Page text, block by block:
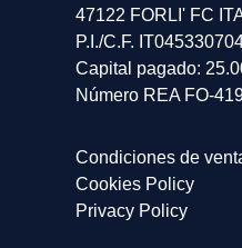
47122 FORLI' FC
P.I./C.F.
Capital pagado:
Número REA FO-
Condiciones de
Cookies Policy
Privacy Policy